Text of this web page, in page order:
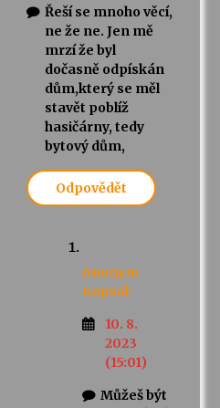
Řeší se mnoho věcí,
ne že ne. Jen mě
mrzí že byl
dočasně odpískán
dům,který se měl
stavět poblíž
hasičárny, tedy
bytový dům,
Odpovědět
Anonym
napsal:
10. 8.
2023
(15:01)
Můžeš být